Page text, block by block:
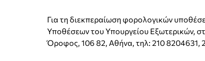
Για τη διεκπεραίωση φορολογικών
Υποθέσεων του Υπουργείου Εξωτερικών,
Όροφος, 106 82, Αθήνα, τηλ: 210 8204631,